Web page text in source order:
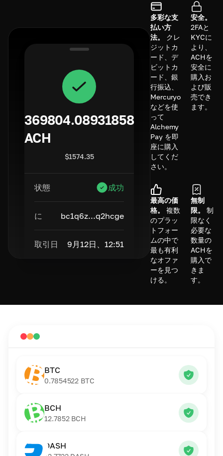
369804.08931858
ACH
$1574.35
状態 成功
に bc1q6z...q2hcge
取引日 9月12日、12:51
多彩な支
払い方
法。
クレ
ジットカ
ード、デ
ビットカ
ード、銀
行振込、
Mercuryo
などを使
って
Alchemy
Pay を即
座に購入
してくだ
さい。
安全。
2FAと
KYCに
より、
ACHを
安全に
購入お
よび販
売でき
ます。
最高の価
格。
複数
のプラッ
トフォー
ムの中で
最も有利
なオファ
ーを見つ
ける。
無制
限。
制
限なく
必要な
数量の
ACHを
購入で
きま
す。
BTC
0.7854522 BTC
BCH
12.7852 BCH
DASH